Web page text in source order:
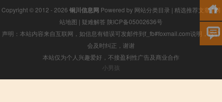
Copyright © 2012 - 2026 铜川信息网 Powered by 网站分类目录 | 精选推荐文章|网
站地图 | 疑难解答 陕ICP备05002636号
声明：本站内容来自互联网，如信息有错误可发邮件到f_fb#foxmail.com说明，我们
会及时纠正，谢谢
本站仅为个人兴趣爱好，不接盈利性广告及商业合作
小男孩